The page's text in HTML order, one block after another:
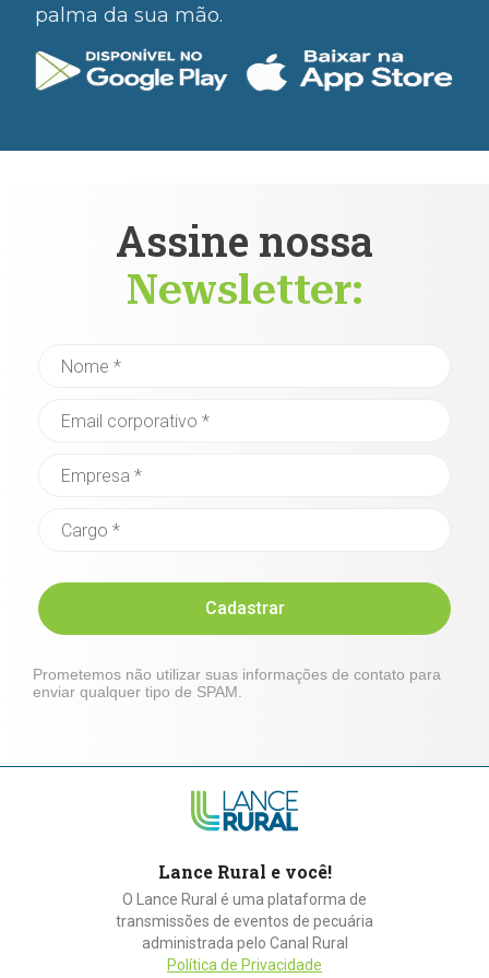
palma da sua mão.
Assine nossa
Newsletter:
Cadastrar
Prometemos não utilizar suas informações de contato para
enviar qualquer tipo de SPAM.
Lance Rural e você!
O Lance Rural é uma plataforma de
transmissões de eventos de pecuária
administrada pelo Canal Rural
Política de Privacidade